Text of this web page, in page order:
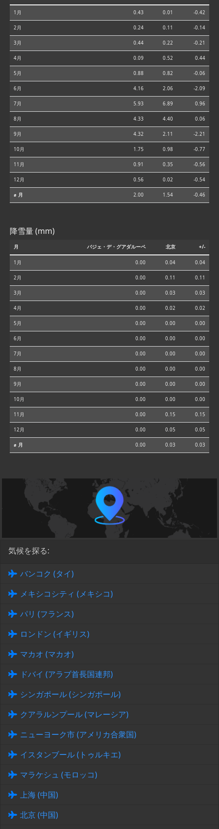
1月 0.43 0.01 -0.42
2月 0.24 0.11 -0.14
3月 0.44 0.22 -0.21
4月 0.09 0.52 0.44
5月 0.88 0.82 -0.06
6月 4.16 2.06 -2.09
7月 5.93 6.89 0.96
8月 4.33 4.40 0.06
9月 4.32 2.11 -2.21
10月 1.75 0.98 -0.77
11月 0.91 0.35 -0.56
12月 0.56 0.02 -0.54
⌀ 月 2.00 1.54 -0.46
降雪量 (mm)
月 バジェ・デ・グアダルーペ 北京 +/-
1月 0.00 0.04 0.04
2月 0.00 0.11 0.11
3月 0.00 0.03 0.03
4月 0.00 0.02 0.02
5月 0.00 0.00 0.00
6月 0.00 0.00 0.00
7月 0.00 0.00 0.00
8月 0.00 0.00 0.00
9月 0.00 0.00 0.00
10月 0.00 0.00 0.00
11月 0.00 0.15 0.15
12月 0.00 0.05 0.05
⌀ 月 0.00 0.03 0.03
気候を探る:
バンコク (タイ)
メキシコシティ (メキシコ)
パリ (フランス)
ロンドン (イギリス)
マカオ (マカオ)
ドバイ (アラブ首長国連邦)
シンガポール (シンガポール)
クアラルンプール (マレーシア)
ニューヨーク市 (アメリカ合衆国)
イスタンブール (トゥルキエ)
マラケシュ (モロッコ)
上海 (中国)
北京 (中国)